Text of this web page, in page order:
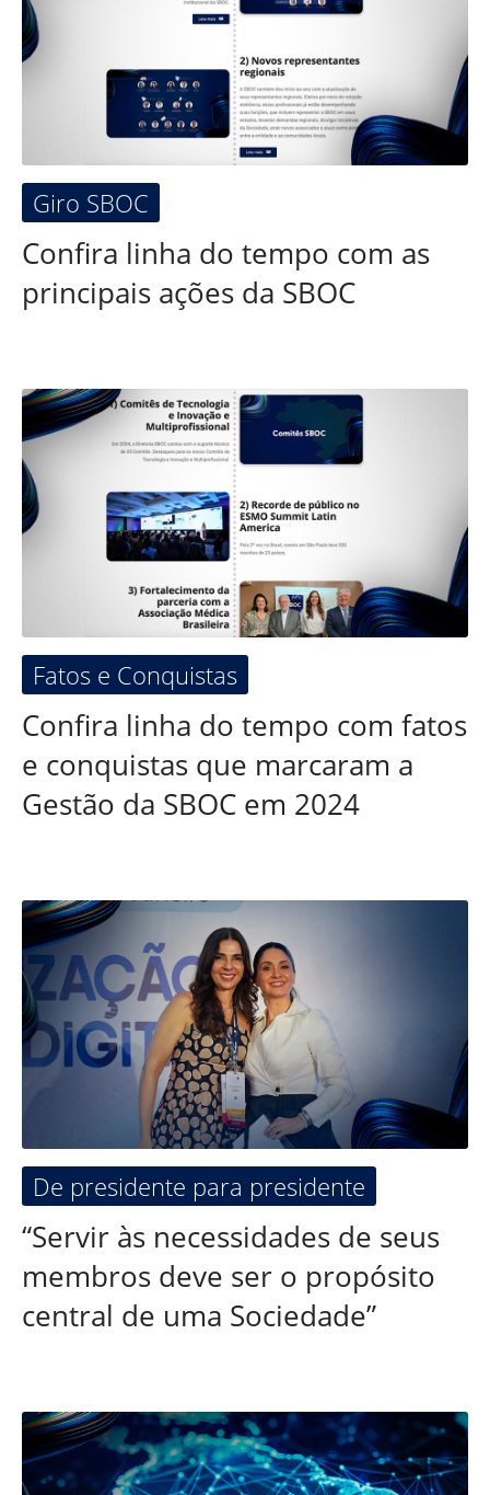
Giro SBOC
Confira linha do tempo com as
principais ações da SBOC
Fatos e Conquistas
Confira linha do tempo com fatos
e conquistas que marcaram a
Gestão da SBOC em 2024
De presidente para presidente
“Servir às necessidades de seus
membros deve ser o propósito
central de uma Sociedade”